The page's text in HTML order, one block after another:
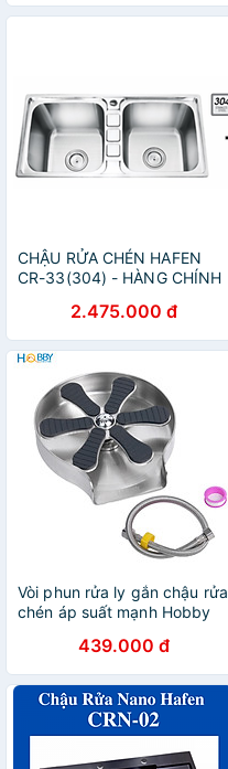
CHẬU RỬA CHÉN HAFEN
CR-33(304) - HÀNG CHÍNH
2.475.000 đ
Vòi phun rửa ly gắn chậu rửa
chén áp suất mạnh Hobby
439.000 đ